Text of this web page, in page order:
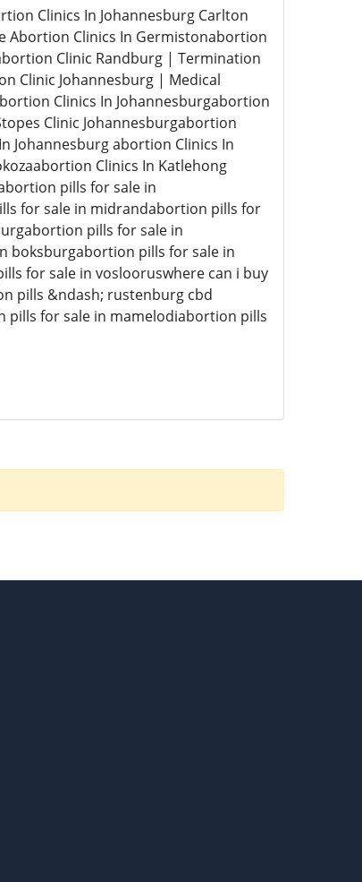
Clinics In Johannesburg Carlton
Abortion Clinics In Germistonabortion
Clinic Randburg | Termination
Clinic Johannesburg | Medical
Clinics In Johannesburgabortion
Clinic Johannesburgabortion
Johannesburg abortion Clinics In
Clinics In Katlehong
pills for sale in
for sale in midrandabortion pills for
pills for sale in
boksburgabortion pills for sale in
for sale in voslooruswhere can i buy
pills &ndash; rustenburg cbd
for sale in mamelodiabortion pills